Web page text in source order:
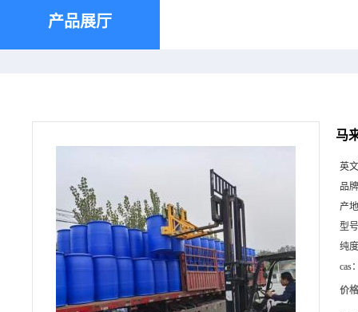
产品展厅
马
英
品
产
型
纯
cas
价